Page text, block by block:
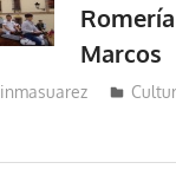
Marcos
inmasuarez